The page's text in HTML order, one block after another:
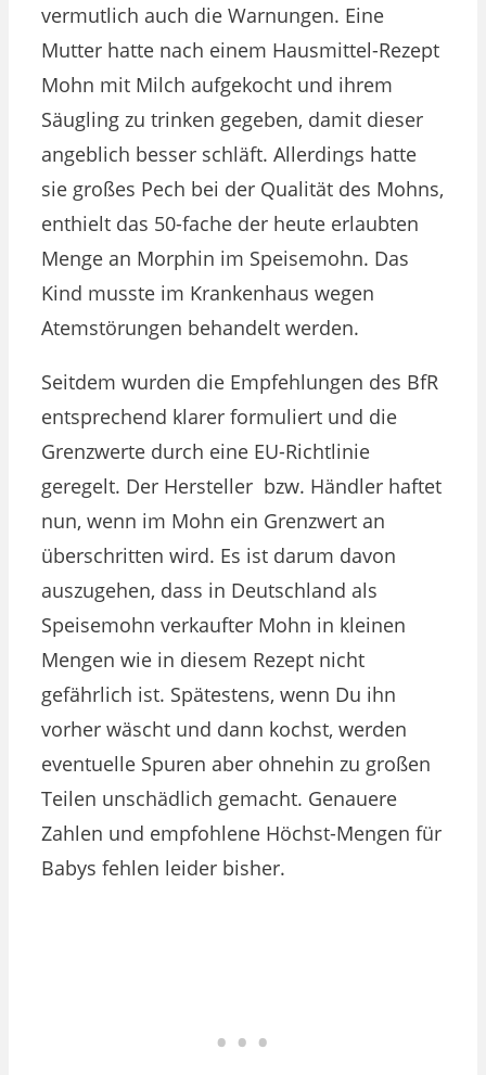
vermutlich auch die Warnungen. Eine
Mutter hatte nach einem Hausmittel-Rezept
Mohn mit Milch aufgekocht und ihrem
Säugling zu trinken gegeben, damit dieser
angeblich besser schläft. Allerdings hatte
sie großes Pech bei der Qualität des Mohns,
enthielt das 50-fache der heute erlaubten
Menge an Morphin im Speisemohn. Das
Kind musste im Krankenhaus wegen
Atemstörungen behandelt werden.
Seitdem wurden die Empfehlungen des BfR
entsprechend klarer formuliert und die
Grenzwerte durch eine EU-Richtlinie
geregelt. Der Hersteller bzw. Händler haftet
nun, wenn im Mohn ein Grenzwert an
überschritten wird. Es ist darum davon
auszugehen, dass in Deutschland als
Speisemohn verkaufter Mohn in kleinen
Mengen wie in diesem Rezept nicht
gefährlich ist. Spätestens, wenn Du ihn
vorher wäscht und dann kochst, werden
eventuelle Spuren aber ohnehin zu großen
Teilen unschädlich gemacht. Genauere
Zahlen und empfohlene Höchst-Mengen für
Babys fehlen leider bisher.